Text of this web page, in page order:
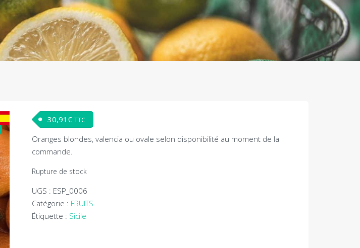
30,91 € TTC
Oranges blondes, valencia ou ovale selon disponibilité au moment de la
commande.
Rupture de stock
UGS : ESP_0006
Catégorie : FRUITS
Étiquette : Sicile